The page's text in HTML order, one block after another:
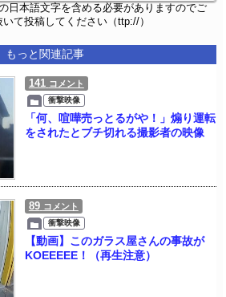
日本語文字を含める必要がありますのでご
て投稿してください（ttp://）
もっと関連記事
141 コメント
衝撃映像
「何、喧嘩売っとるがや！」煽り運転
をされたとブチ切れる撮影者の映像
89 コメント
衝撃映像
【動画】このガラス屋さんの事故が
KOEEEEE！（再生注意）